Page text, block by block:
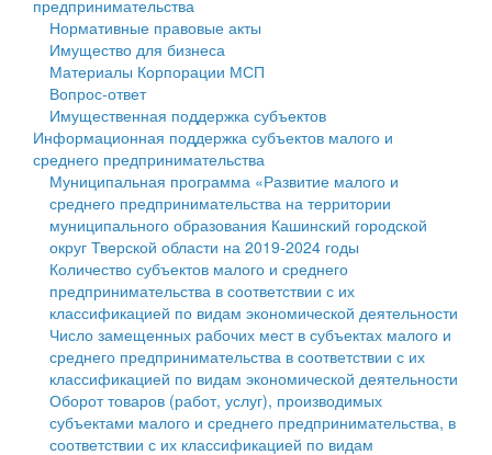
Государственные услуги
Промышленность и АПК
Экономика и бизнес
...
Символика
Устав
Гостям округа
Туризм
Культура
Образование
Здравоохранение
Социальная защита
Фотоальбом
муниципального округа Тверской области
Администрация Кашинского муниципального округа
Тверской области
Управление сельскими территориями
Открытые данные
Работа с обращениями граждан
Муниципальный контроль
Муниципальные услуги
Проекты административных регламентов
Антимонопольный комплаенс
Финансовое управление
Бюджет для граждан
Имущество
Выявление правообладателей ранее учтенных
объектов недвижимости
Имущественная поддержка субъектов малого и
среднего предпринимательства
Информационная поддержка субъектов малого и
среднего предпринимательства
Муниципальные программы
предпринимательства
Нормативные правовые акты
Имущество для бизнеса
Материалы Корпорации МСП
Вопрос-ответ
Имущественная поддержка субъектов
Информационная поддержка субъектов малого и
среднего предпринимательства
Муниципальная программа «Развитие малого и
среднего предпринимательства на территории
муниципального образования Кашинский городской
округ Тверской области на 2019-2024 годы
Количество субъектов малого и среднего
предпринимательства в соответствии с их
классификацией по видам экономической деятельности
Число замещенных рабочих мест в субъектах малого и
среднего предпринимательства в соответствии с их
классификацией по видам экономической деятельности
Оборот товаров (работ, услуг), производимых
субъектами малого и среднего предпринимательства, в
соответствии с их классификацией по видам